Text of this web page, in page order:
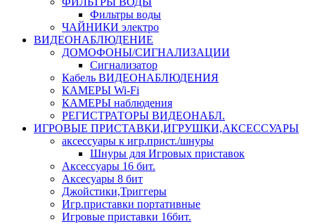
Фильтры воды
ЧАЙНИКИ электро
ВИДЕОНАБЛЮДЕНИЕ
ДОМОФОНЫ/СИГНАЛИЗАЦИИ
Сигнализатор
Кабель ВИДЕОНАБЛЮДЕНИЯ
КАМЕРЫ Wi-Fi
КАМЕРЫ наблюдения
РЕГИСТРАТОРЫ ВИДЕОНАБЛ.
ИГРОВЫЕ ПРИСТАВКИ,ИГРУШКИ,АКСЕССУАРЫ
аксесcуары к игр.прист./шнуры
Шнуры для Игровых приставок
Аксессуары 16 бит.
Аксесуары 8 бит
Джойстики,Триггеры
Игр.приставки портативные
Игровые приставки 16бит.